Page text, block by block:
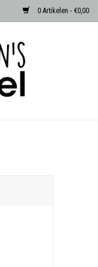
0 Artikelen - €0,00